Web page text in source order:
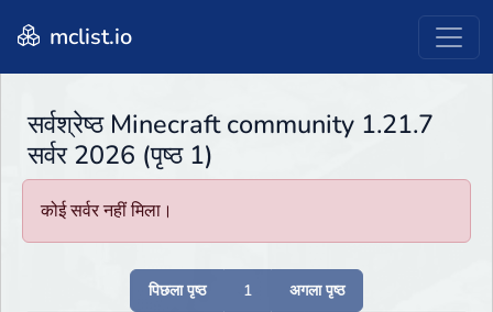
mclist.io
सर्वश्रेष्ठ Minecraft community 1.21.7
सर्वर 2026 (पृष्ठ 1)
कोई सर्वर नहीं मिला।
पिछला पृष्ठ 1 अगला पृष्ठ